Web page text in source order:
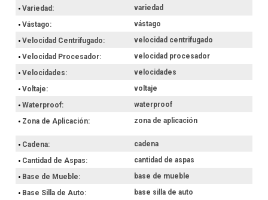
Variedad
variedad
Vástago
vástago
Velocidad Centrifugado
velocidad centrifugado
Velocidad Procesador
velocidad procesador
Velocidades
velocidades
Voltaje
voltaje
Waterproof
waterproof
Zona de Aplicación
zona de aplicación
Cadena
cadena
Cantidad de Aspas
cantidad de aspas
Base de Mueble
base de mueble
Base Silla de Auto
base silla de auto